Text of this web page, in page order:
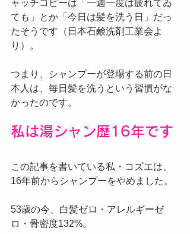
ャッチコピーは「一週一度は疲れてゐ
ても」とか「今日は髪を洗う日」だっ
たそうです（日本石鹸洗剤工業会よ
り）。
つまり、シャンプーが登場する前の日
本人は、毎日髪を洗うという習慣がな
かったのです。
私は湯シャン歴16年です
この記事を書いている私・コズエは、
16年前からシャンプーをやめました。
53歳の今、白髪ゼロ・アレルギーゼ
ロ・骨密度132%。